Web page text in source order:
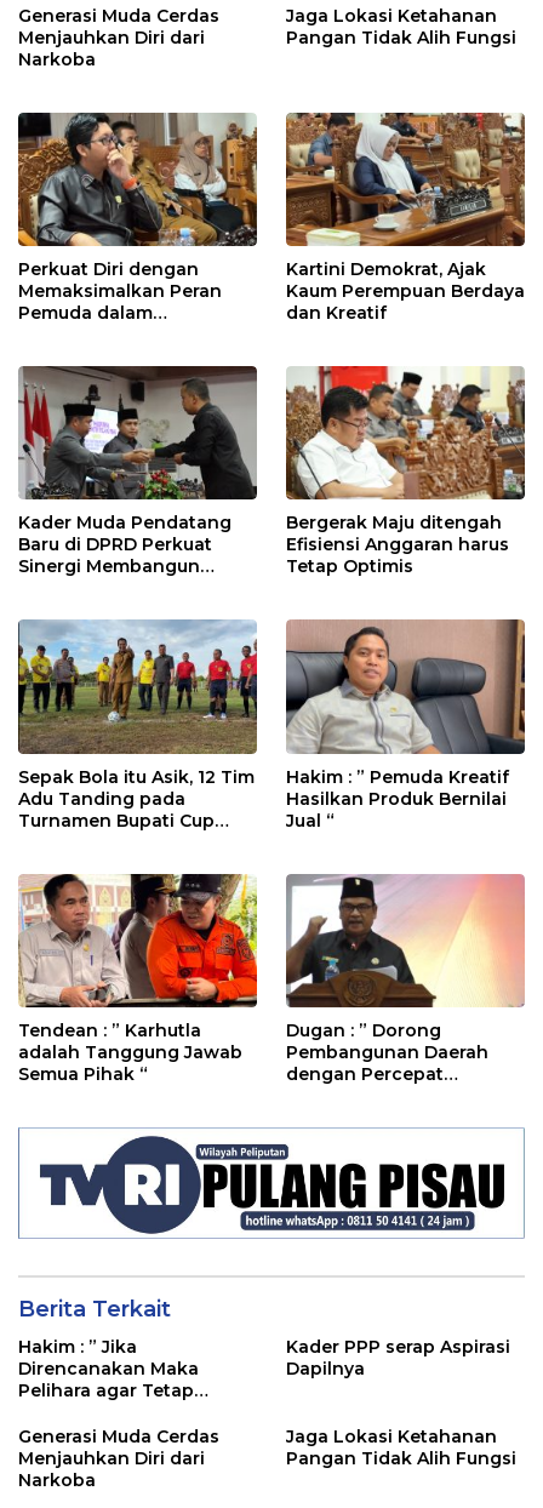
Generasi Muda Cerdas
Menjauhkan Diri dari
Narkoba
Jaga Lokasi Ketahanan
Pangan Tidak Alih Fungsi
Perkuat Diri dengan
Memaksimalkan Peran
Pemuda dalam
Kartini Demokrat, Ajak
Kaum Perempuan Berdaya
dan Kreatif
Kader Muda Pendatang
Baru di DPRD Perkuat
Sinergi Membangun
Bergerak Maju ditengah
Efisiensi Anggaran harus
Tetap Optimis
Sepak Bola itu Asik, 12 Tim
Adu Tanding pada
Turnamen Bupati Cup
Hakim : ” Pemuda Kreatif
Hasilkan Produk Bernilai
Jual “
Tendean : ” Karhutla
adalah Tanggung Jawab
Semua Pihak “
Dugan : ” Dorong
Pembangunan Daerah
dengan Percepat
Berita Terkait
Hakim : ” Jika
Direncanakan Maka
Pelihara agar Tetap
Kader PPP serap Aspirasi
Dapilnya
Generasi Muda Cerdas
Menjauhkan Diri dari
Narkoba
Jaga Lokasi Ketahanan
Pangan Tidak Alih Fungsi